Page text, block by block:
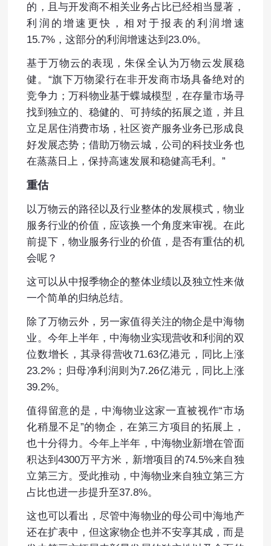
的，且与开发商不相关业务占比已经相当显著，
利润的增速更快，相对于报表的利润增速
15.7%，这部分的利润增速达到23.0%。
基于万物云的表现，朱保全认为万物云发展稳
健。“旗下万物梁行在非开发商市场具备绝对的
竞争力；万科物业基于蝶城模型，在存量市场寻
找到独立的、稳健的、可持续的拓展之道，并且
立足居住消费市场，社区资产服务业务已形成良
好发展态势；借助万物云城，公司的科技业务也
在蒸蒸日上，保持高速发展和稳健高毛利。”
重估
以万物云的路径以及行业整体的发展模式，物业
服务行业的价值，应该换一个角度来审视。在此
前提下，物业服务行业的价值，是否有重估的机
会呢？
这可以从中报季物企的整体业绩以及独立性来做
一个简单的归纳总结。
除了万物云外，另一家值得关注的物企是中海物
业。今年上半年，中海物业实现营收和利润的双
位数增长，其录得营收71.63亿港元，同比上涨
23.2%；归母净利润则为7.26亿港元，同比上涨
39.2%。
值得留意的是，中海物业这家一直被视作“市场
化稍显不足”的物企，在第三方项目的拓展上，
也十分得力。今年上半年，中海物业新增在管面
积达到4300万平方米，新增项目的74.5%来自独
立第三方。受此推动，中海物业来自独立第三方
占比也进一步提升至37.8%。
这也可以看出，尽管中海物业的母公司中海地产
还在扩表中，但这家物企也并不安享其成，而是